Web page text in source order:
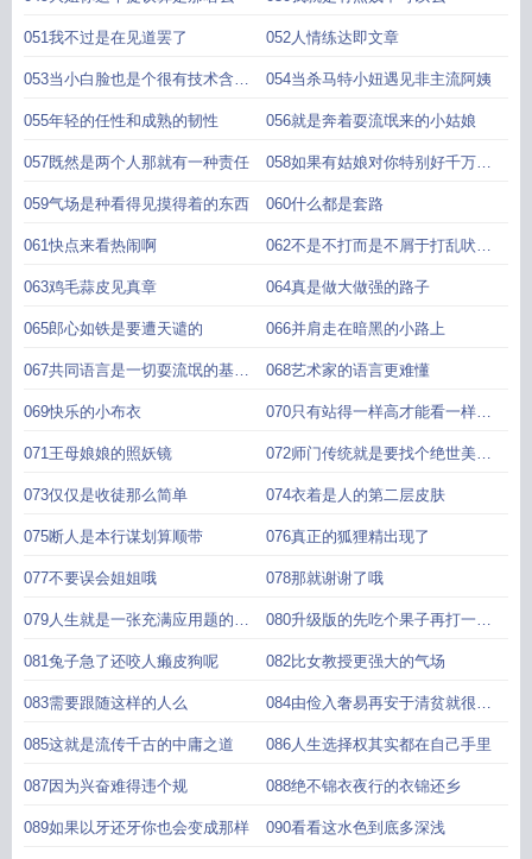
051我不过是在见道罢了 052人情练达即文章
053当小白脸也是个很有技术含量
的活儿
054当杀马特小妞遇见非主流阿姨
055年轻的任性和成熟的韧性 056就是奔着耍流氓来的小姑娘
057既然是两个人那就有一种责任 058如果有姑娘对你特别好千万别
辜负
059气场是种看得见摸得着的东西 060什么都是套路
061快点来看热闹啊 062不是不打而是不屑于打乱吠的
狗
063鸡毛蒜皮见真章 064真是做大做强的路子
065郎心如铁是要遭天谴的 066并肩走在暗黑的小路上
067共同语言是一切耍流氓的基础
加
068艺术家的语言更难懂
069快乐的小布衣 070只有站得一样高才能看一样的
风景
071王母娘娘的照妖镜 072师门传统就是要找个绝世美女
么
073仅仅是收徒那么简单 074衣着是人的第二层皮肤
075断人是本行谋划算顺带 076真正的狐狸精出现了
077不要误会姐姐哦 078那就谢谢了哦
079人生就是一张充满应用题的试
卷
080升级版的先吃个果子再打一巴
掌
081兔子急了还咬人癞皮狗呢 082比女教授更强大的气场
083需要跟随这样的人么 084由俭入奢易再安于清贫就很难
了
085这就是流传千古的中庸之道 086人生选择权其实都在自己手里
087因为兴奋难得违个规 088绝不锦衣夜行的衣锦还乡
089如果以牙还牙你也会变成那样 090看看这水色到底多深浅